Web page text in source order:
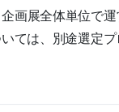
画展全体単位で
ては、別途選定